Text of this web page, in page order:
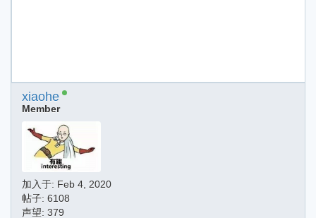
xiaohe
Member
加入于: Feb 4, 2020
帖子: 6108
声望: 379